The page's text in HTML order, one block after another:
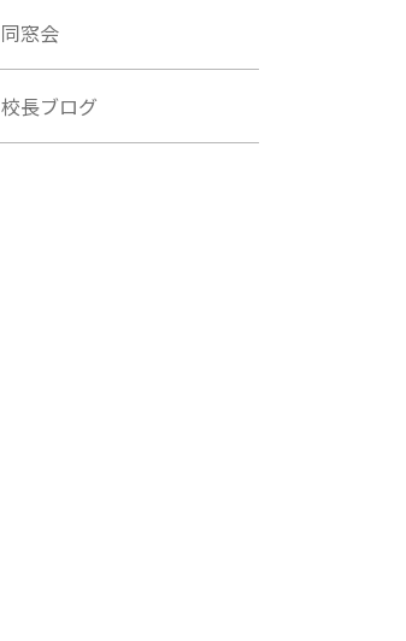
同窓会
校長ブログ